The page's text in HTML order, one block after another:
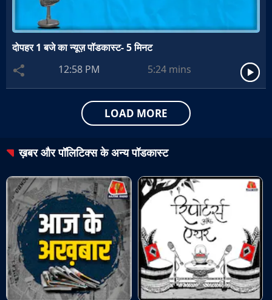
दोपहर 1 बजे का न्यूज़ पॉडकास्ट- 5 मिनट
12:58 PM
5:24 mins
LOAD MORE
ख़बर और पॉलिटिक्सके अन्य पॉडकास्ट